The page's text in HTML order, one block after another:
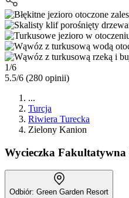
1/6
5.5/6 (280 opinii)
...
Turcja
Riwiera Turecka
Zielony Kanion
Wycieczka Fakultatywna
Odbiór: Green Garden Resort